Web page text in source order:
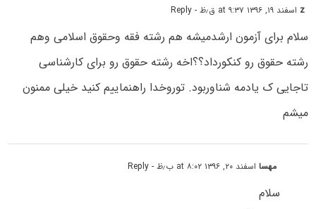
z اسفند ۱۹, ۱۳۹۶ at ۹:۳۷ ق٫ظ - Reply
سلام برای آزمون ارشدمیشه هم رشته فقه وحقوق اسلامی وهم
رشته حقوق رو کنکورداد؟؟اخه رشته حقوق رو برای کارشناسی
تاجایی ک یادمه شناوربود. توروخدا راهنماییم کنید خیلی ممنون
میشم
مهسااسفند ۲۰, ۱۳۹۶ at ۸:۰۲ ب٫ظ - Reply
سلام